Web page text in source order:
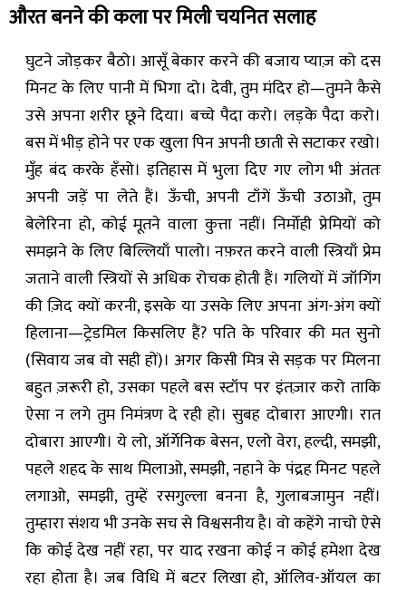
औरत बनने की कला पर मिली चयनित सलाह
घुटने जोड़कर बैठो। आसूँ बेकार करने की बजाय प्याज़ को दस
मिनट के लिए पानी में भिगा दो। देवी, तुम मंदिर हो—तुमने कैसे
उसे अपना शरीर छूने दिया। बच्चे पैदा करो। लड़के पैदा करो।
बस में भीड़ होने पर एक खुला पिन अपनी छाती से सटाकर रखो।
मुँह बंद करके हँसो। इतिहास में भुला दिए गए लोग भी अंततः
अपनी जड़ें पा लेते हैं। ऊँची, अपनी टाँगें ऊँची उठाओ, तुम
बेलेरिना हो, कोई मूतने वाला कुत्ता नहीं। निर्मोही प्रेमियों को
समझने के लिए बिल्लियाँ पालो। नफ़रत करने वाली स्त्रियाँ प्रेम
जताने वाली स्त्रियों से अधिक रोचक होती हैं। गलियों में जॉगिंग
की ज़िद क्यों करनी, इसके या उसके लिए अपना अंग-अंग क्यों
हिलाना—ट्रेडमिल किसलिए हैं? पति के परिवार की मत सुनो
(सिवाय जब वो सही हों)। अगर किसी मित्र से सड़क पर मिलना
बहुत ज़रूरी हो, उसका पहले बस स्टॉप पर इंतज़ार करो ताकि
ऐसा न लगे तुम निमंत्रण दे रही हो। सुबह दोबारा आएगी। रात
दोबारा आएगी। ये लो, ऑर्गेनिक बेसन, एलो वेरा, हल्दी, समझी,
पहले शहद के साथ मिलाओ, समझी, नहाने के पंद्रह मिनट पहले
लगाओ, समझी, तुम्हें रसगुल्ला बनना है, गुलाबजामुन नहीं।
तुम्हारा संशय भी उनके सच से विश्वसनीय है। वो कहेंगे नाचो ऐसे
कि कोई देख नहीं रहा, पर याद रखना कोई न कोई हमेशा देख
रहा होता है। जब विधि में बटर लिखा हो, ऑलिव-ऑयल का